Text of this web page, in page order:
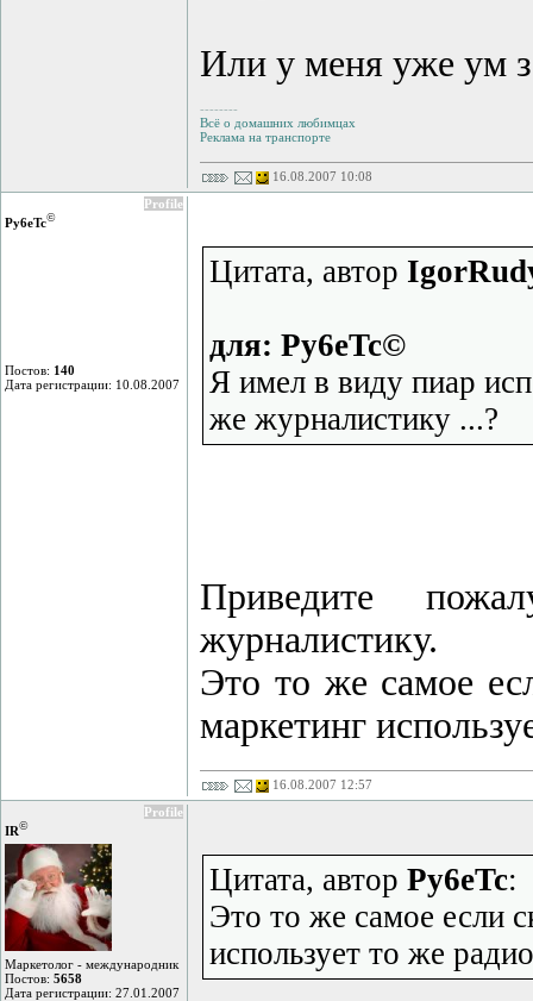
Или у меня уже ум
--------
Всё о домашних любимцах
Реклама на транспорте
16.08.2007 10:08
Profile
Py6eTc©
Постов: 140
Дата регистрации: 10.08.2007
Цитата, автор
для: Py6eTc©
Я имел в виду пиар
же журналистику ...?
Приведите
журналистику.
Это то же самое
маркетинг
16.08.2007 12:57
Profile
IR©
Маркетолог - международник
Постов: 5658
Дата регистрации: 27.01.2007
Цитата, автор Py6eTc:
Это то же самое если
использует то же